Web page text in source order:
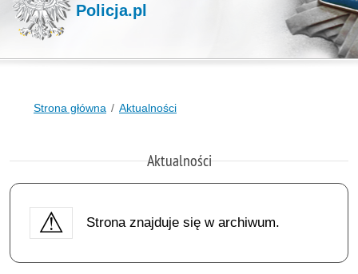
Policja.pl
Strona główna Aktualności
Aktualności
Strona znajduje się w archiwum.